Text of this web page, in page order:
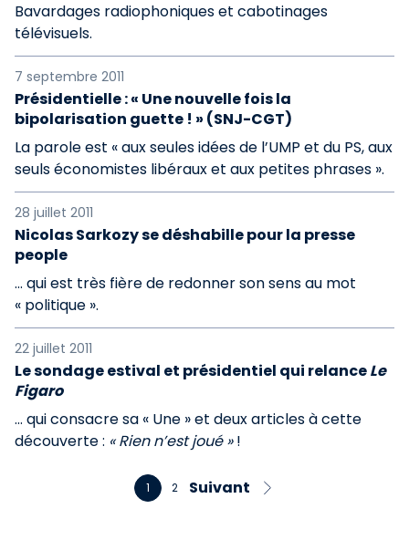
Bavardages radiophoniques et cabotinages
télévisuels.
7 septembre 2011
Présidentielle : « Une nouvelle fois la
bipolarisation guette ! » (SNJ-CGT)
La parole est « aux seules idées de l’UMP et du PS, aux
seuls économistes libéraux et aux petites phrases ».
28 juillet 2011
Nicolas Sarkozy se déshabille pour la presse
people
... qui est très fière de redonner son sens au mot
« politique ».
22 juillet 2011
Le sondage estival et présidentiel qui relanceLe
Figaro
… qui consacre sa « Une » et deux articles à cette
découverte : « Rien n’est joué »!
1 2 Suivant